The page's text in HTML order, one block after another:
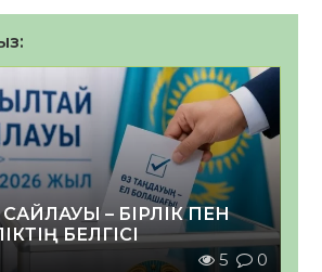
– БІРЛІК ПЕН
БЕЛГІСІ
5 0